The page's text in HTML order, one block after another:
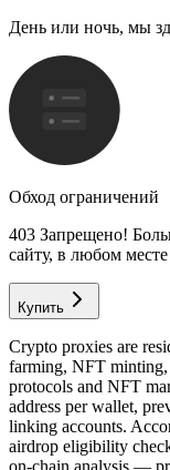
День или ночь, мы
Обход ограничений
403 Запрещено!
сайту, в любом
Купить
Crypto proxies are
farming, NFT minting,
protocols and NFT
address per wallet,
linking accounts.
airdrop eligibility